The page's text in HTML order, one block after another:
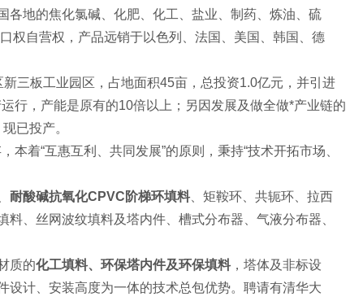
各地的焦化氯碱、化肥、化工、盐业、制药、炼油、硫
权自营权，产品远销于以色列、法国、美国、韩国、德
三板工业园区，占地面积45亩，总投资1.0亿元，并引进
行，产能是原有的10倍以上；另因发展及做全做*产业链的
已投产。
着“互惠互利、共同发展”的原则，秉持“技术开拓市场、
耐酸碱抗氧化CPVC阶梯环填料、矩鞍环、共轭环、拉西
、丝网波纹填料及塔内件、槽式分布器、气液分布器、
质的化工填料、环保塔内件及环保填料，塔体及非标设
计、安装高度为一体的技术总包优势。聘请有清华大